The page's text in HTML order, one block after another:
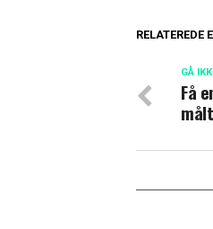
RELATEREDE
GÅ
Få